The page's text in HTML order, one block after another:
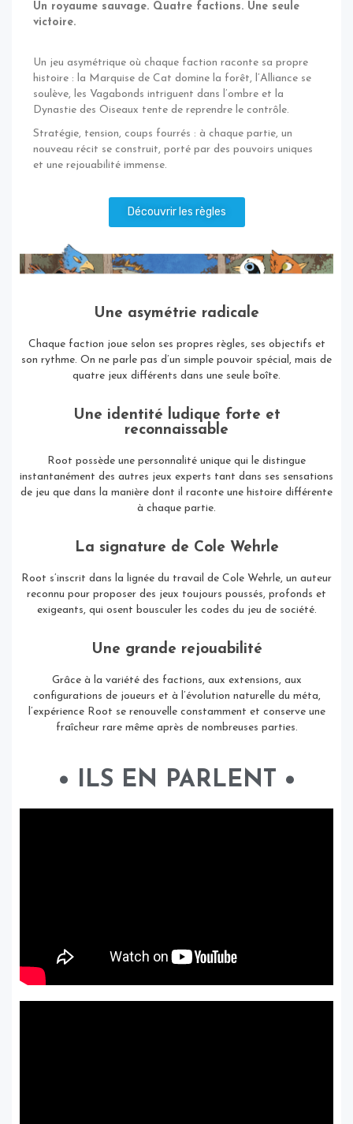
Un royaume sauvage. Quatre factions. Une seule
victoire.
Un jeu asymétrique où chaque faction raconte sa propre
histoire : la Marquise de Cat domine la forêt, l’Alliance se
soulève, les Vagabonds intriguent dans l’ombre et la
Dynastie des Oiseaux tente de reprendre le contrôle.
Stratégie, tension, coups fourrés : à chaque partie, un
nouveau récit se construit, porté par des pouvoirs uniques
et une rejouabilité immense.
Découvrir les règles
Une asymétrie radicale
Chaque faction joue selon ses propres règles, ses objectifs et
son rythme. On ne parle pas d’un simple pouvoir spécial, mais de
quatre jeux différents dans une seule boîte.
Une identité ludique forte et
reconnaissable
Root possède une personnalité unique qui le distingue
instantanément des autres jeux experts tant dans ses sensations
de jeu que dans la manière dont il raconte une histoire différente
à chaque partie.
La signature de Cole Wehrle
Root s’inscrit dans la lignée du travail de Cole Wehrle, un auteur
reconnu pour proposer des jeux toujours poussés, profonds et
exigeants, qui osent bousculer les codes du jeu de société.
Une grande rejouabilité
Grâce à la variété des factions, aux extensions, aux
configurations de joueurs et à l’évolution naturelle du méta,
l’expérience Root se renouvelle constamment et conserve une
fraîcheur rare même après de nombreuses parties.
• ILS EN PARLENT •